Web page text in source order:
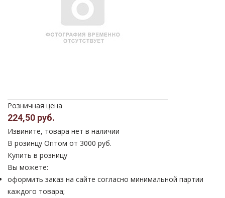
Розничная цена
224,50 руб.
Извините, товара нет в наличии
В розинцу Оптом от 3000 руб.
Купить в розницу
Вы можете:
оформить заказ на сайте согласно минимальной партии
каждого товара;